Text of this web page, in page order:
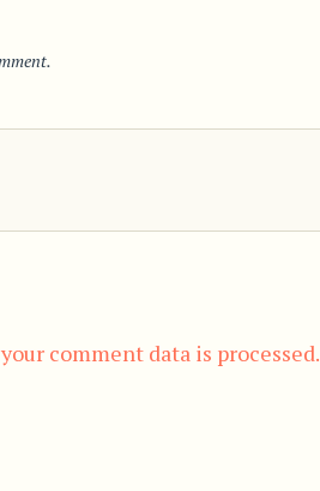
comment data is processed.